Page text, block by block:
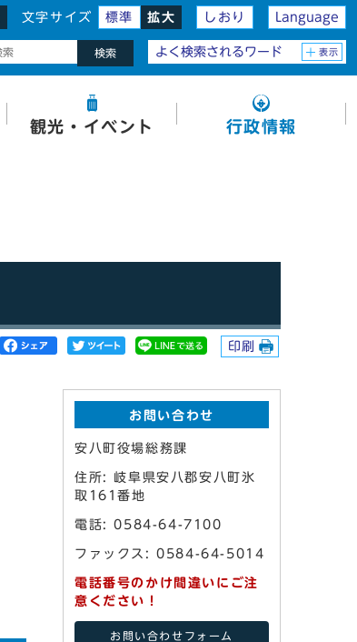
文字サイズ 標準 拡大 しおり Language
検索 よく検索されるワード 表示
観光・イベント 行政情報
印刷
お問い合わせ
安八町役場総務課
住所: 岐阜県安八郡安八町氷
取161番地
電話: 0584-64-7100
ファックス: 0584-64-5014
電話番号のかけ間違いにご注
意ください！
お問い合わせフォーム